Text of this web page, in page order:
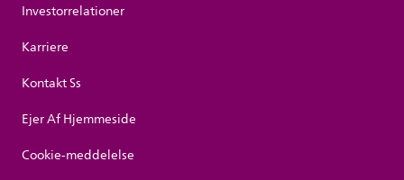
Investorrelationer
Karriere
Kontakt Ss
Ejer Af Hjemmeside
Cookie-meddelelse